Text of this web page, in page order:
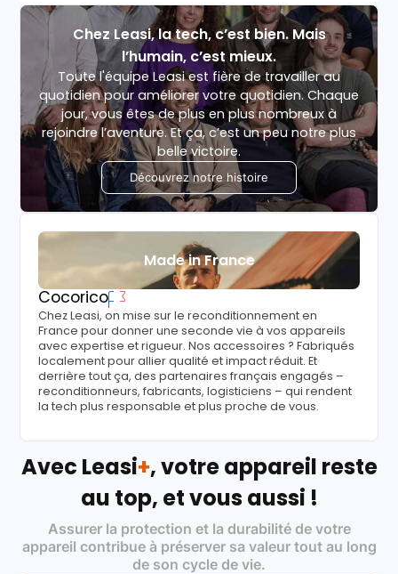
Chez Leasi, la tech, c’est bien. Mais
l’humain, c’est mieux.
Toute l'équipe Leasi est fière de travailler au
quotidien pour améliorer votre quotidien. Chaque
jour, vous êtes de plus en plus nombreux à
rejoindre l’aventure. Et ça, c’est un peu notre plus
belle victoire.
Découvrez notre histoire
Made in France
Cocorico
Chez Leasi, on mise sur le reconditionnement en
France pour donner une seconde vie à vos appareils
avec expertise et rigueur. Nos accessoires ? Fabriqués
localement pour allier qualité et impact réduit. Et
derrière tout ça, des partenaires français engagés –
reconditionneurs, fabricants, logisticiens – qui rendent
la tech plus responsable et plus proche de vous.
Avec Leasi+, votre appareil reste
au top, et vous aussi !
Assurer la protection et la durabilité de votre
appareil contribue à préserver sa valeur tout au long
de son cycle de vie.